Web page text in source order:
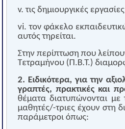
v. τις δημιουργικές
vi. τον φάκελο
αυτός τηρείται.
Στην περίπτωση που
Τετραμήνου (Π.Β.Τ.)
2. Ειδικότερα, για την
γραπτές, πρακτικές και
θέματα διατυπώνονται
μαθητές/-τριες έχουν στη
παράμετροι όπως: